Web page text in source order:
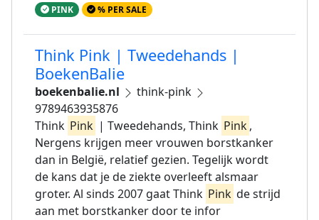
PINK % PER SALE
Think Pink | Tweedehands |
BoekenBalie
boekenbalie.nl
think-pink
9789463935876
Think Pink | Tweedehands, Think Pink,
Nergens krijgen meer vrouwen borstkanker
dan in België, relatief gezien. Tegelijk wordt
de kans dat je de ziekte overleeft alsmaar
groter. Al sinds 2007 gaat Think Pink de strijd
aan met borstkanker door te infor